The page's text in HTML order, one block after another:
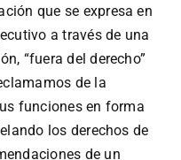
que se expresa en
a través de una
“fuera del derecho”
de la
funciones en forma
los derechos de
de un